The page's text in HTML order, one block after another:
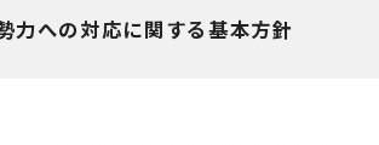
力への対応に関する基本方針